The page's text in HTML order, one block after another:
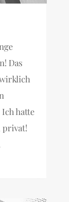
Das
hatte
privat!